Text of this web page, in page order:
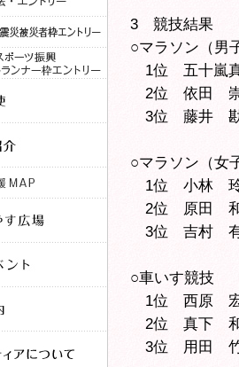
3 競技結果
○マラソン（男
1位 五十嵐
2位 依田 崇
3位 藤井 勘
○マラソン（女
1位 小林 玲
2位 原田 和
3位 吉村 有
○車いす競技
1位 西原 宏
2位 真下 和
3位 用田 竹